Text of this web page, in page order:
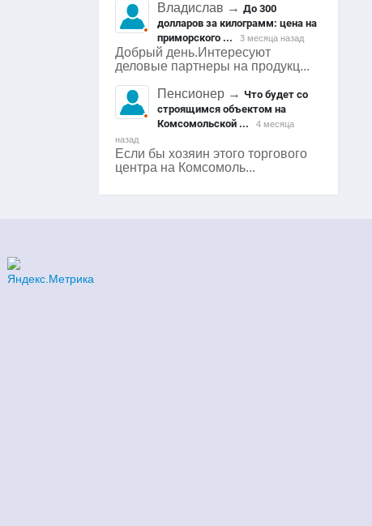
Владислав →До 300
долларов за килограмм: цена на
приморского ...
3 месяца назад
Добрый день.Интересуют
деловые партнеры на продукц...
Пенсионер →Что будет со
строящимся объектом на
Комсомольской ...
4 месяца
назад
Если бы хозяин этого торгового
центра на Комсомоль...